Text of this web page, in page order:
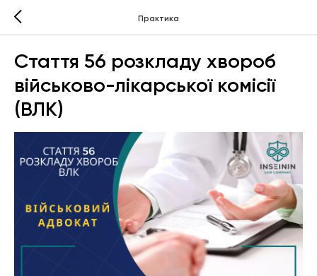
Практика
Стаття 56 розкладу хвороб
військово-лікарської комісії
(ВЛК)